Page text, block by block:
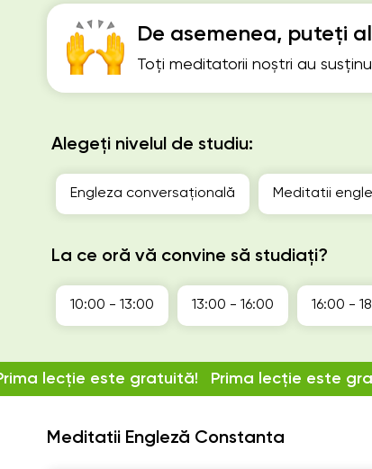
Meditatii Engleză Constanta
lecție este gratuită! Prima lecție este
De asemenea, puteți
Toți meditatorii noștri au
Alegeți nivelul de studiu:
Engleza conversațională Meditatii
La ce oră vă convine să studiați?
10:00 - 13:00 13:00 - 16:00 16:00 -